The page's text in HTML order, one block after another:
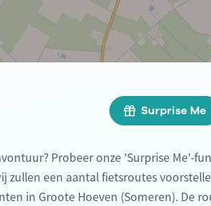
Surprise Me
Probeer onze 'Surprise Me'-
zullen een aantal fietsroutes
in Groote Hoeven (Someren). De